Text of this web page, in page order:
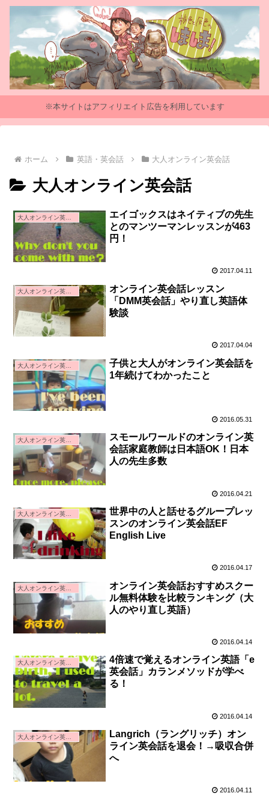
※本サイトはアフィリエイト広告を利用しています
ホーム 英語・英会話 大人オンライン英会話
大人オンライン英会話
大人オンライン英会話
エイゴックスはネイティブの先生
とのマンツーマンレッスンが463
円！
2017.04.11
大人オンライン英会話
オンライン英会話レッスン
「DMM英会話」やり直し英語体
験談
2017.04.04
大人オンライン英会話
子供と大人がオンライン英会話を
1年続けてわかったこと
2016.05.31
大人オンライン英会話
スモールワールドのオンライン英
会話家庭教師は日本語OK！日本
人の先生多数
2016.04.21
大人オンライン英会話
世界中の人と話せるグループレッ
スンのオンライン英会話EF
English Live
2016.04.17
大人オンライン英会話
オンライン英会話おすすめスクー
ル無料体験を比較ランキング（大
人のやり直し英語）
2016.04.14
大人オンライン英会話
4倍速で覚えるオンライン英語「e
英会話」カランメソッドが学べ
る！
2016.04.14
大人オンライン英会話
Langrich（ラングリッチ）オン
ライン英会話を退会！→吸収合併
へ
2016.04.11